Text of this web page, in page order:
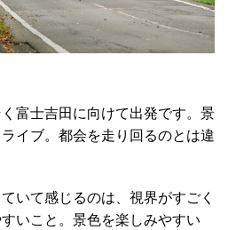
富士吉田に向けて出発です。景
イブ。都会を走り回るのとは違
いて感じるのは、視界がすごく
いこと。景色を楽しみやすい